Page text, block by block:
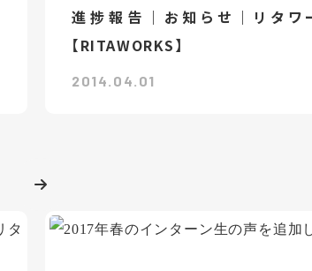
進捗報告｜お知らせ｜リタワ
【RITAWORKS】
2014.04.01